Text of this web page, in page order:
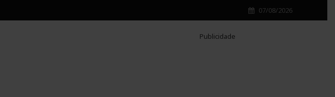
07/08/2026
Publicidade